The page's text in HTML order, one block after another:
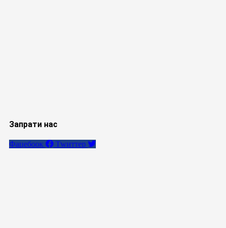
Запрати нас
Фацебоок Тwиттер